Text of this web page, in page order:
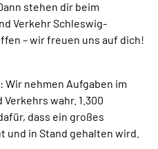
stehen dir beim
Verkehr Schleswig-
– wir freuen uns auf dich!
nehmen Aufgaben im
wahr. 1.300
dass ein großes
und in Stand gehalten wird.